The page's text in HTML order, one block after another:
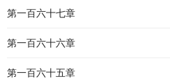
第一百六十七章
第一百六十六章
第一百六十五章